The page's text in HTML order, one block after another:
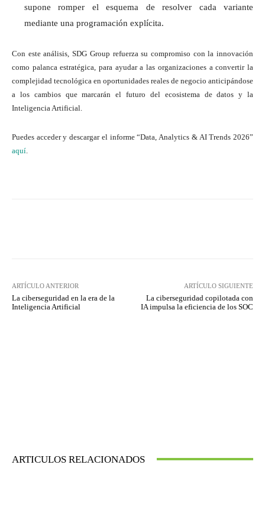
supone romper el esquema de resolver cada variante
mediante una programación explícita.
Con este análisis, SDG Group refuerza su compromiso con la innovación
como palanca estratégica, para ayudar a las organizaciones a convertir la
complejidad tecnológica en oportunidades reales de negocio anticipándose
a los cambios que marcarán el futuro del ecosistema de datos y la
Inteligencia Artificial.
Puedes acceder y descargar el informe “Data, Analytics & AI Trends 2026”
aquí
ARTÍCULO ANTERIOR
La ciberseguridad en la era de la
Inteligencia Artificial
ARTÍCULO SIGUIENTE
La ciberseguridad copilotada con
IA impulsa la eficiencia de los SOC
ARTICULOS RELACIONADOS